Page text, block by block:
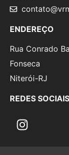
ENDEREÇO
Rua Conrado
Fonseca
Niterói-RJ
REDES SOCIAIS